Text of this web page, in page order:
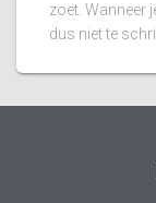
zoet. Wanneer
dus niet te